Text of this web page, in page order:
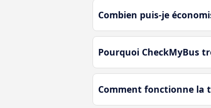
Combien puis-je
Pourquoi CheckMyBus
Comment fonctionne la